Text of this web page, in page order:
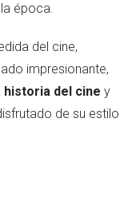
época.
del cine,
impresionante,
historia del cine y
de su estilo